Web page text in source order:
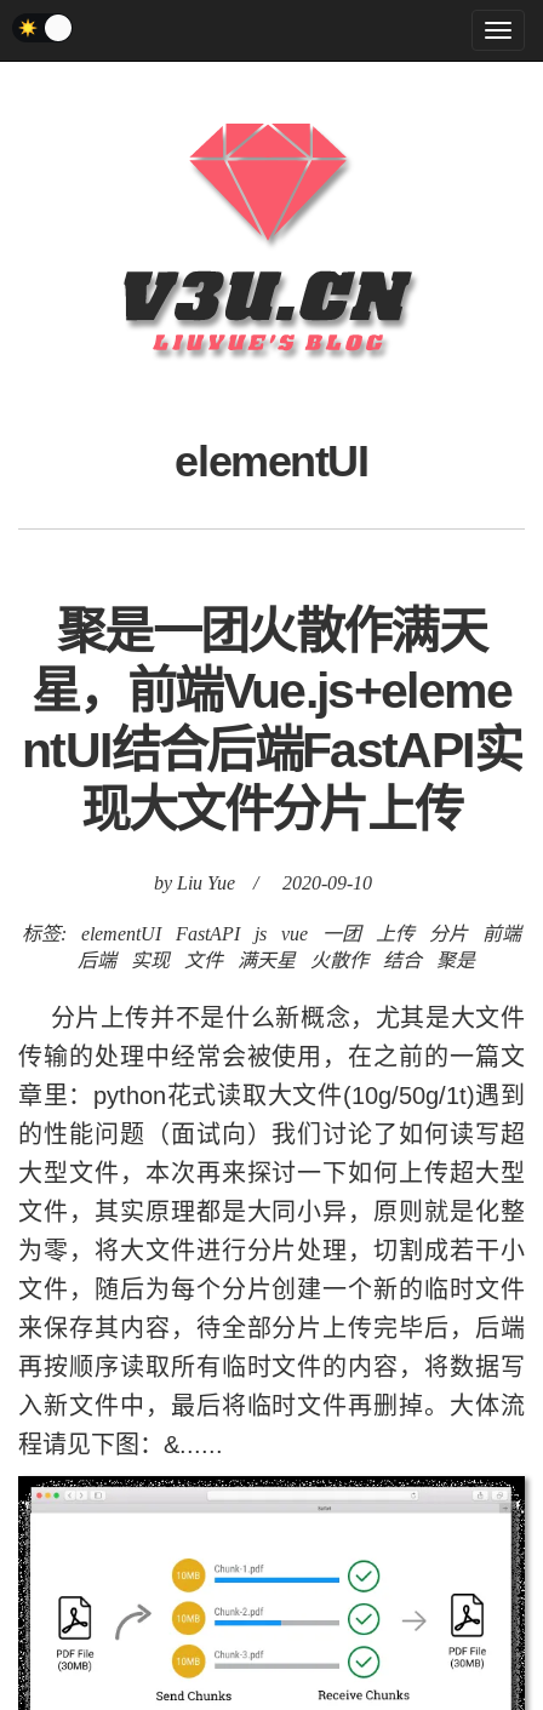
菜
单
elementUI
聚是一团火散作满天
星，前端Vue.js+eleme
ntUI结合后端FastAPI实
现大文件分片上传
by Liu Yue / 2020-09-10
标签: elementUI FastAPI js vue 一团 上传 分片
前端
后端
实现 文件 满天星 火散作 结合 聚是
分片上传并不是什么新概念，尤其是大文件
传输的处理中经常会被使用，在之前的一篇文
章里：python花式读取大文件(10g/50g/1t)遇到
的性能问题（面试向）我们讨论了如何读写超
大型文件，本次再来探讨一下如何上传超大型
文件，其实原理都是大同小异，原则就是化整
为零，将大文件进行分片处理，切割成若干小
文件，随后为每个分片创建一个新的临时文件
来保存其内容，待全部分片上传完毕后，后端
再按顺序读取所有临时文件的内容，将数据写
入新文件中，最后将临时文件再删掉。大体流
程请见下图：&......